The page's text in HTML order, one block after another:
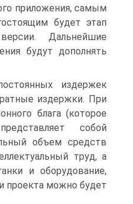
приложения, самым
будет этап
Дальнейшие
будут дополнять
издержек
издержки. При
блага (которое
собой
объем средств
труд, а
и оборудование,
проекта можно будет